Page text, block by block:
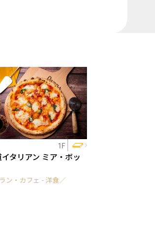
1F
タリアン ミア・ボッ
ン・カフェ - 洋食／